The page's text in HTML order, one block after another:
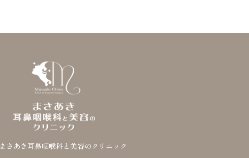
まさあき耳鼻咽喉科と美容のクリニック